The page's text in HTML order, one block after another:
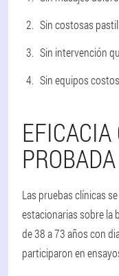
Sin costosas
Sin intervención
Sin equipos
PROBADA
Las pruebas clínicas
estacionarias sobre la
de 38 a 73 años con
participaron en